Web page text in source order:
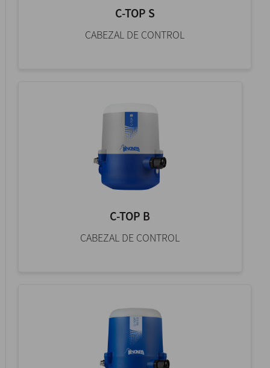
C-TOP S
CABEZAL DE CONTROL
C-TOP B
CABEZAL DE CONTROL